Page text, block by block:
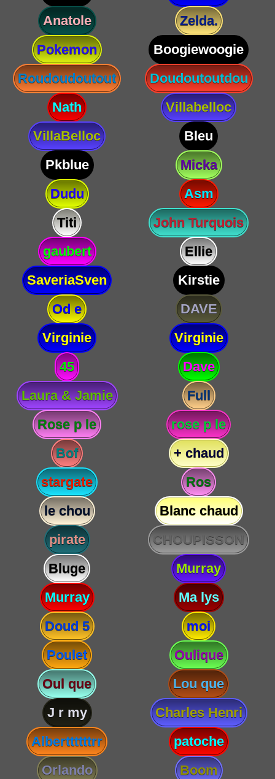
Anatole
Zelda.
Pokemon
Boogiewoogie
Roudoudoutout
Doudoutoutdou
Nath
Villabelloc
VillaBelloc
Bleu
Pkblue
Micka
Dudu
Asm
Titi
John Turquois
gaubert
Ellie
SaveriaSven
Kirstie
Od e
DAVE
Virginie
Virginie
45
Dave
Laura & Jamie
Full
Rose p le
rose p le
Bof
+ chaud
stargate
Ros
le chou
Blanc chaud
pirate
CHOUPISSON
Bluge
Murray
Murray
Ma lys
Doud 5
moi
Poulet
Oulique
Oul que
Lou que
J r my
Charles Henri
Alberttttttrr
patoche
Orlando
Boom